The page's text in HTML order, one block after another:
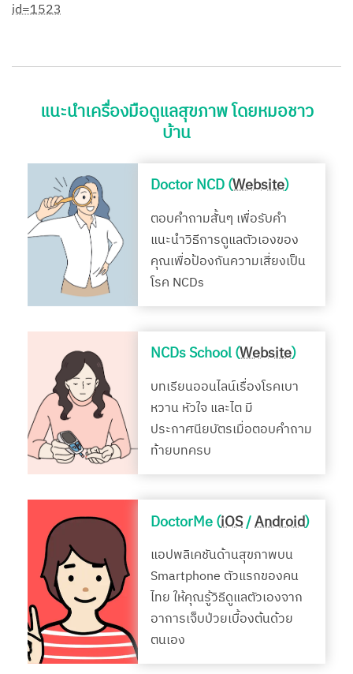
id=1523
แนะนำเครื่องมือดูแลสุขภาพ โดยหมอชาว
บ้าน
Doctor NCD (Website)
ตอบคำถามสั้นๆ เพื่อรับคำ
แนะนำวิธีการดูแลตัวเองของ
คุณเพื่อป้องกันความเสี่ยงเป็น
โรค NCDs
NCDs School (Website)
บทเรียนออนไลน์เรื่องโรคเบา
หวาน หัวใจ และไต มี
ประกาศนียบัตรเมื่อตอบคำถาม
ท้ายบทครบ
DoctorMe (iOS/Android)
แอปพลิเคชันด้านสุขภาพบน
Smartphone ตัวแรกของคน
ไทย ให้คุณรู้วิธีดูแลตัวเองจาก
อาการเจ็บป่วยเบื้องต้นด้วย
ตนเอง